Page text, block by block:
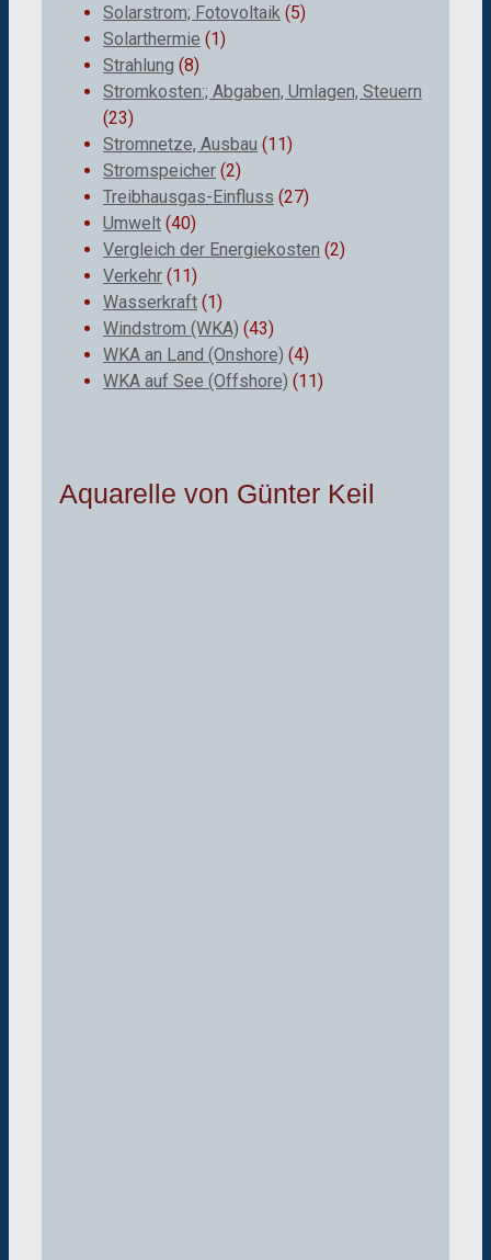
Solarstrom; Fotovoltaik (5)
Solarthermie (1)
Strahlung (8)
Stromkosten:; Abgaben, Umlagen, Steuern
(23)
Stromnetze, Ausbau (11)
Stromspeicher (2)
Treibhausgas-Einfluss (27)
Umwelt (40)
Vergleich der Energiekosten (2)
Verkehr (11)
Wasserkraft (1)
Windstrom (WKA) (43)
WKA an Land (Onshore) (4)
WKA auf See (Offshore) (11)
Aquarelle von Günter Keil